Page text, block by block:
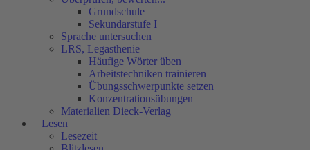
Grundschule
Sekundarstufe I
Sprache untersuchen
LRS, Legasthenie
Häufige Wörter üben
Arbeitstechniken trainieren
Übungsschwerpunkte setzen
Konzentrationsübungen
Materialien Dieck-Verlag
Lesen
Lesezeit